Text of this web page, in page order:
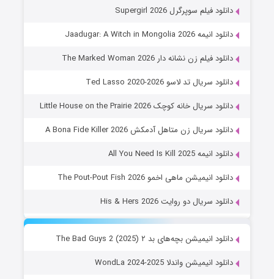
دانلود فیلم سوپرگرل Supergirl 2026
دانلود انیمه Jaadugar: A Witch in Mongolia 2026
دانلود فیلم زن نشانه دار The Marked Woman 2026
دانلود سریال تد لاسو Ted Lasso 2020-2026
دانلود سریال خانه کوچک Little House on the Prairie 2026
دانلود سریال زن متاهل آدمکش A Bona Fide Killer 2026
دانلود انیمه All You Need Is Kill 2025
دانلود انیمیشن ماهی اخمو The Pout-Pout Fish 2026
دانلود سریال دو روایت His & Hers 2026
دانلود انیمیشن بچه‌های بد ۲ The Bad Guys 2 (2025)
دانلود انیمیشن واندلا WondLa 2024-2025